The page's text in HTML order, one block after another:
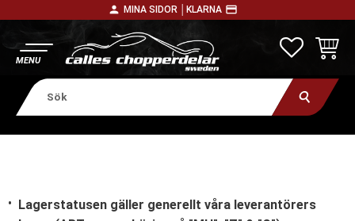
person MINA SIDOR │ KLARNA payment
Lagerstatusen gäller generellt våra leverantörers